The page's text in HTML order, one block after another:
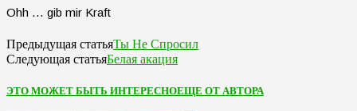
Ohh … gib mir Kraft
Предыдущая статьяТы Не Спросил
Следующая статьяБелая акация
ЭТО МОЖЕТ БЫТЬ ИНТЕРЕСНОЕЩЕ ОТ АВТОРА